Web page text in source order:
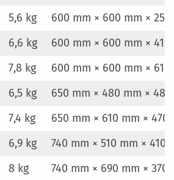
5,6 kg
600 mm × 600 mm ×
6,6 kg
600 mm × 600 mm × 410
7,8 kg
600 mm × 600 mm × 610
6,5 kg
650 mm × 480 mm ×
7,4 kg
650 mm × 610 mm × 470
6,9 kg
740 mm × 510 mm × 410
8 kg
740 mm × 690 mm × 370